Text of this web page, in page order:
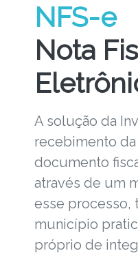
NFS-e
Nota
A solução da
recebimento
documento
através de um
esse processo,
município
próprio de